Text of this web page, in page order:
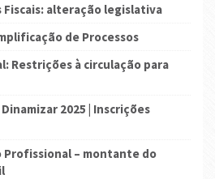
Fiscais: alteração legislativa
de Processos
Restrições à circulação para
2025 | Inscrições
Profissional – montante do